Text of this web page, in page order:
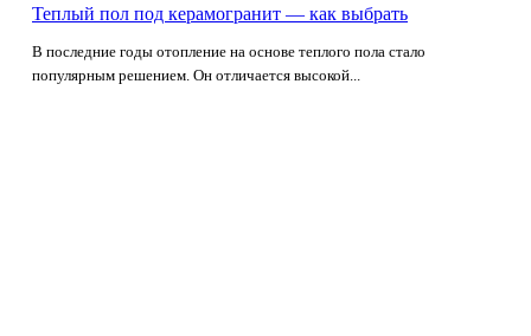
Теплый пол под керамогранит — как выбрать
В последние годы отопление на основе теплого пола стало
популярным решением. Он отличается высокой...